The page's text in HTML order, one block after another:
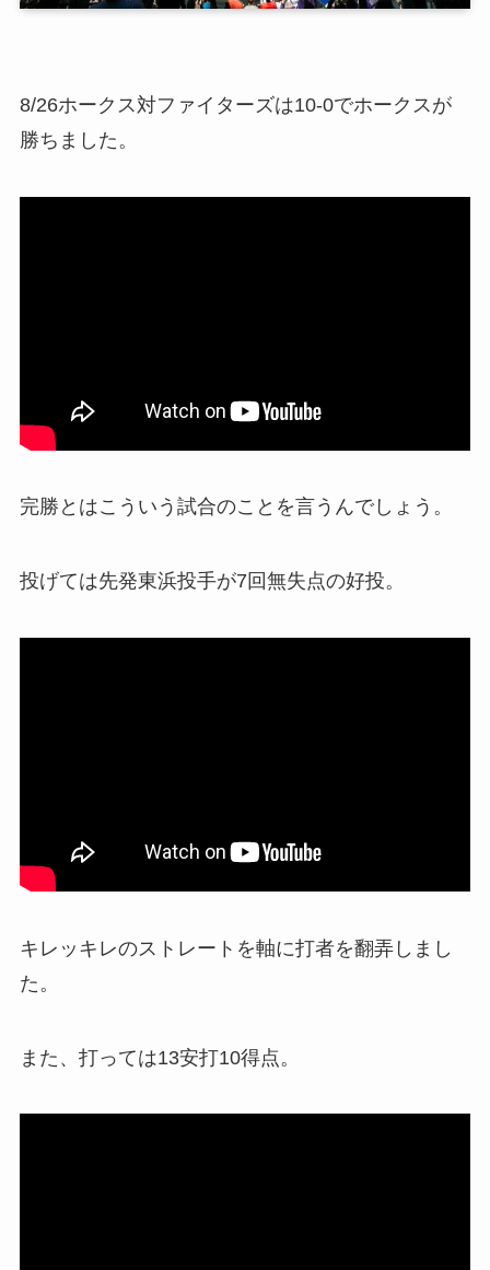
8/26ホークス対ファイターズは10-0でホークスが
勝ちました。
完勝とはこういう試合のことを言うんでしょう。
投げては先発東浜投手が7回無失点の好投。
キレッキレのストレートを軸に打者を翻弄しまし
た。
また、打っては13安打10得点。